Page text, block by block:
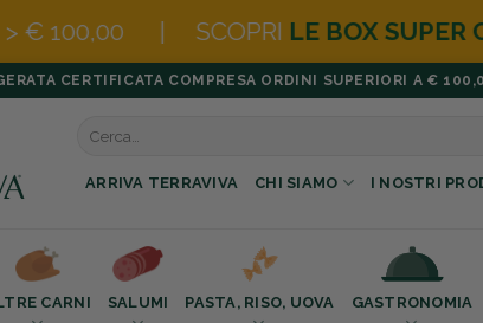
LE BOX SUPER CONVENIENTI
CERTIFICATA COMPRESA ORDINI SUPERIORI A €
ARRIVA TERRAVIVA CHI SIAMO I NOSTRI
CARNI SALUMI PASTA, RISO, UOVA GASTRONOMIA